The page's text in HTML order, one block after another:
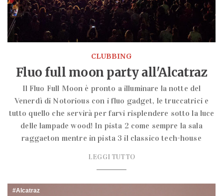
CLUBBING
Fluo full moon party all'Alcatraz
Il Fluo Full Moon è pronto a illuminare la notte del
Venerdì di Notorious con i fluo gadget, le truccatrici e
tutto quello che servirà per farvi risplendere sotto la luce
delle lampade wood! In pista 2 come sempre la sala
raggaeton mentre in pista 3 il classico tech-house
LEGGI TUTTO
Alcatraz